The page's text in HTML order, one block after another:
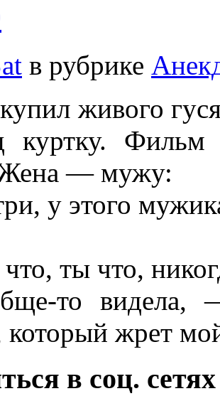
в рубрике
живого
куртку.
— мужу:
у этого
ты что,
то видела,
который жрет
в соц. сетях